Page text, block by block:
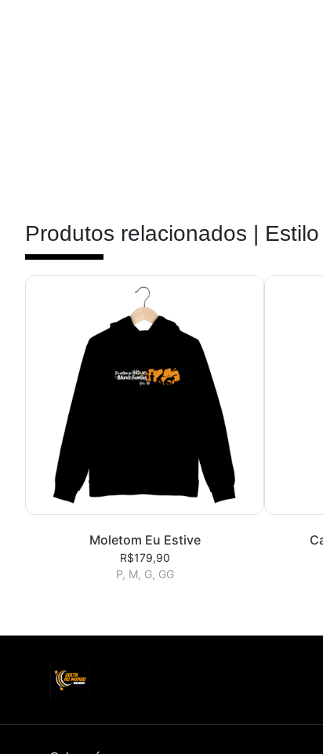
Produtos relacionados |
Moletom Eu Estive
R$179,90
P, M, G, GG